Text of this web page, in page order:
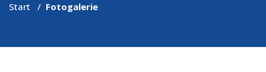
Start / Fotogalerie